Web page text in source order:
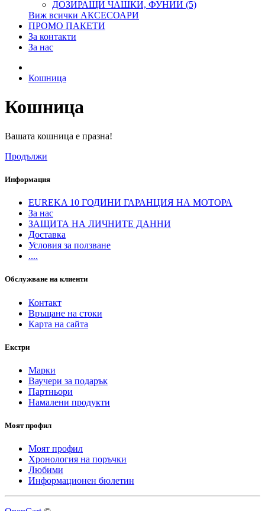
ДОЗИРАЩИ ЧАШКИ, ФУНИИ (5)
Виж всички АКСЕСОАРИ
ПРОМО ПАКЕТИ
За контакти
За нас
Кошница
Кошница
Вашата кошница е празна!
Продължи
Информация
EUREKA 10 ГОДИНИ ГАРАНЦИЯ НА МОТОРА
За нас
ЗАЩИТА НА ЛИЧНИТЕ ДАННИ
Доставка
Условия за ползване
....
Обслужване на клиенти
Контакт
Връщане на стоки
Карта на сайта
Екстри
Марки
Ваучери за подарък
Партньори
Намалени продукти
Моят профил
Моят профил
Хронология на поръчки
Любими
Информационен бюлетин